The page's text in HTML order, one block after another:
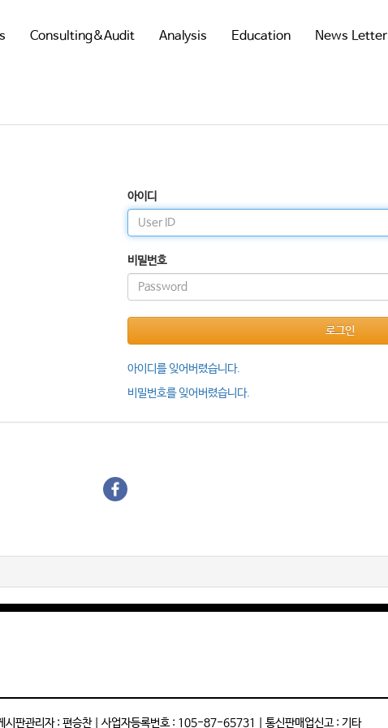
Consulting&Audit Analysis Education News Letter
아이디
비밀번호
로그인
아이디를 잊어버렸습니다.
비밀번호를 잊어버렸습니다.
시판관리자 : 편승찬 | 사업자등록번호 : 105-87-65731 | 통신판매업신고 : 기타